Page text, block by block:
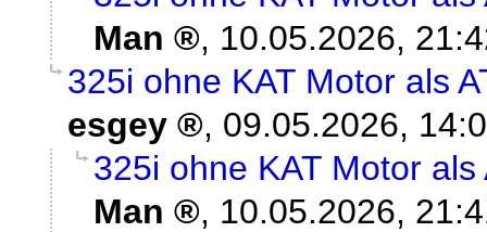
Man
, 10.05.2026,
325i ohne KAT Motor als
esgey
, 09.05.2026,
325i ohne KAT Motor
Man
, 10.05.2026,